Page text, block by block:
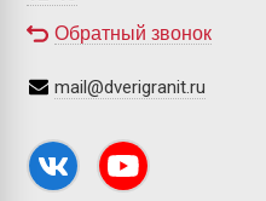
Обратный звонок
mail@dverigranit.ru